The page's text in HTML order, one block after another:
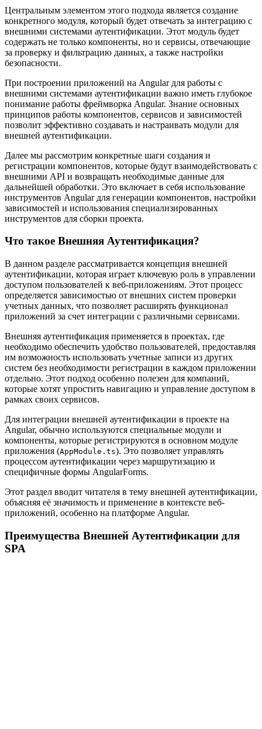
Центральным элементом этого подхода является создание
конкретного модуля, который будет отвечать за интеграцию с
внешними системами аутентификации. Этот модуль будет
содержать не только компоненты, но и сервисы, отвечающие
за проверку и фильтрацию данных, а также настройки
безопасности.
При построении приложений на Angular для работы с
внешними системами аутентификации важно иметь глубокое
понимание работы фреймворка Angular. Знание основных
принципов работы компонентов, сервисов и зависимостей
позволит эффективно создавать и настраивать модули для
внешней аутентификации.
Далее мы рассмотрим конкретные шаги создания и
регистрации компонентов, которые будут взаимодействовать с
внешними API и возвращать необходимые данные для
дальнейшей обработки. Это включает в себя использование
инструментов Angular для генерации компонентов, настройки
зависимостей и использования специализированных
инструментов для сборки проекта.
Что такое Внешняя Аутентификация?
В данном разделе рассматривается концепция внешней
аутентификации, которая играет ключевую роль в управлении
доступом пользователей к веб-приложениям. Этот процесс
определяется зависимостью от внешних систем проверки
учетных данных, что позволяет расширять функционал
приложений за счет интеграции с различными сервисами.
Внешняя аутентификация применяется в проектах, где
необходимо обеспечить удобство пользователей, предоставляя
им возможность использовать учетные записи из других
систем без необходимости регистрации в каждом приложении
отдельно. Этот подход особенно полезен для компаний,
которые хотят упростить навигацию и управление доступом в
рамках своих сервисов.
Для интеграции внешней аутентификации в проекте на
Angular, обычно используются специальные модули и
компоненты, которые регистрируются в основном модуле
приложения (AppModule.ts). Это позволяет управлять
процессом аутентификации через маршрутизацию и
специфичные формы AngularForms.
Этот раздел вводит читателя в тему внешней аутентификации,
объясняя её значимость и применение в контексте веб-
приложений, особенно на платформе Angular.
Преимущества Внешней Аутентификации для
SPA